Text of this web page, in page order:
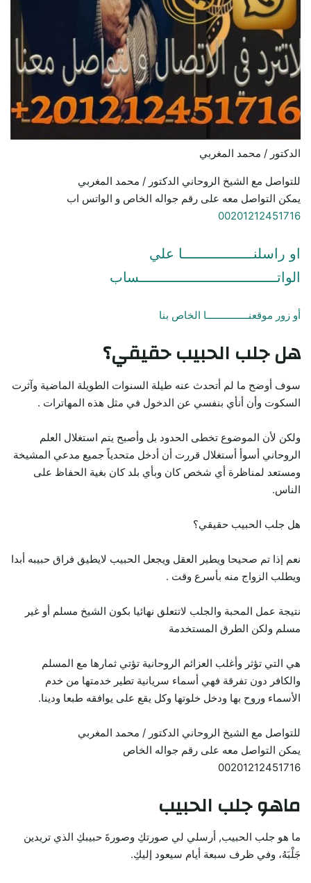
الدكتور / محمد المغربي
للتواصل مع الشيخ الروحاني الدكتور / محمد المغربي
يمكن التواصل معه على رقم جواله الخاص و الواتس اب
00201212451716
او راسلنـــــــــــــــــا علي
الواتـــــــــــــــــــــــــــــــــساب
أو زور موقعنـــــــــــــــا الخاص بنا
هل جلب الحبيب حقيقي؟
سوف أوضح ما لم أتحدث عنه طيلة السنوات الطويلة الماضية وآثرت
السكوت وأن أنأي بنفسي عن الدخول في مثل هذه المهاترات .
ولكن لأن الموضوع تخطى الحدود بل وأصبح يتم استغلال العلم
الروحاني أسوأ أستغلال قررت أن أدخل متحدياً جميع مدعي المشيخة
ومستعد لمناظرة أي شخص كان وبأي بلد كان بغية الحفاظ على
الناس.
هل جلب الحبيب حقيقي؟
نعم إذا تم صحيحا ويطير العقل ويجعل الحبيب لايطيق فراق حبيبه أبدا
ويطلب الزواج منه بأسرع وقت .
نتيجة عمل المحبة والجلب لاتتعلق نهائيا بكون الشيخ مسلم أو غير
مسلم ولكن الطرق المستخدمة
هي التي تؤثر وأغلب العزائم الروحانية تؤتي ثمارها مع المسلم
والكافر دون تفرقة فهي أسماء سريانية تطير خدمتها من خدم
الأسماء وروح بها ودخل خلوتها وكل يقع على يوافقه طبعا ودينا.
للتواصل مع الشيخ الروحاني الدكتور / محمد المغربي
يمكن التواصل معه على رقم جواله الخاص
00201212451716
ماهو جلب الحبيب
ما هو جلب الحبيب, أرسلي لي صورتكِ وصورةَ حبيبكِ الذي تريدين
جَلْبَهُ، وفي ظرف سبعة أيام سيعود إليكِ.